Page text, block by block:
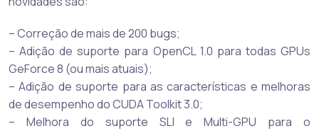
– Correção de mais de 200 bugs;
– Adição de suporte para OpenCL 1.0 para todas GPUs
GeForce 8 (ou mais atuais);
– Adição de suporte para as características e melhoras
de desempenho do CUDA Toolkit 3.0;
– Melhora do suporte SLI e Multi-GPU para o